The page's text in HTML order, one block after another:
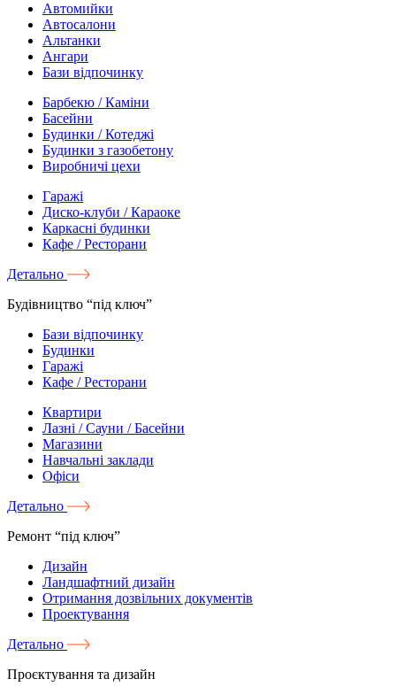
Автомийки
Автосалони
Альтанки
Ангари
Бази відпочинку
Барбекю / Каміни
Басейни
Будинки / Котеджі
Будинки з газобетону
Виробничі цехи
Гаражі
Диско-клуби / Караоке
Каркасні будинки
Кафе / Ресторани
Детально
Будівництво “під ключ”
Бази відпочинку
Будинки
Гаражі
Кафе / Ресторани
Квартири
Лазні / Сауни / Басейни
Магазини
Навчальні заклади
Офіси
Детально
Ремонт “під ключ”
Дизайн
Ландшафтний дизайн
Отримання дозвільних документів
Проектування
Детально
Проєктування та дизайн